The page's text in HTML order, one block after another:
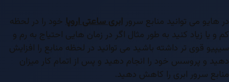
در هایو می توانید منابع سرور ابری ساعتی اروپا خود را در لحظه
کم و یا زیاد کنید به طور مثال اگر در زمان هایی احتیاج به رم و
سیپیو قوی تر داشته باشید می توانید در لحظه منابع را افزایش
دهید و پروسس خود را انجام دهید و پس از اتمام کار میزان
منابع سرور ابری را کاهش دهید.